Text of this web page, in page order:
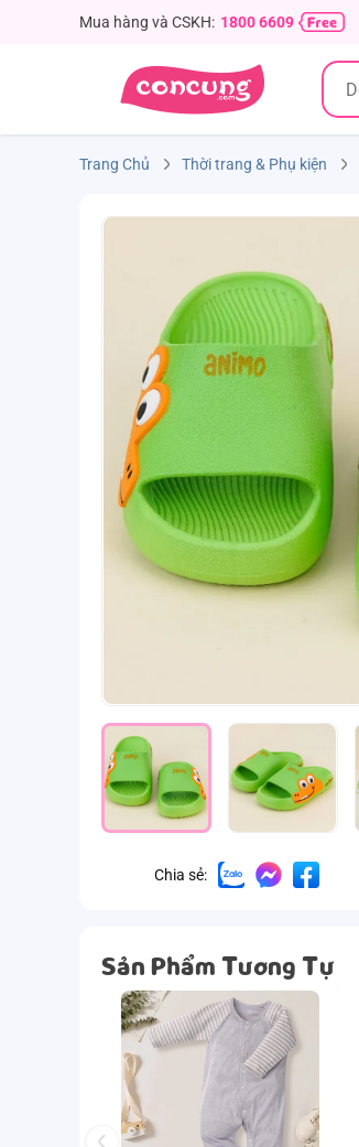
Mua hàng và CSKH: 1800 6609
Trang Chủ Thời trang & Phụ kiện
Chia sẻ:
Sản Phẩm Tương Tự